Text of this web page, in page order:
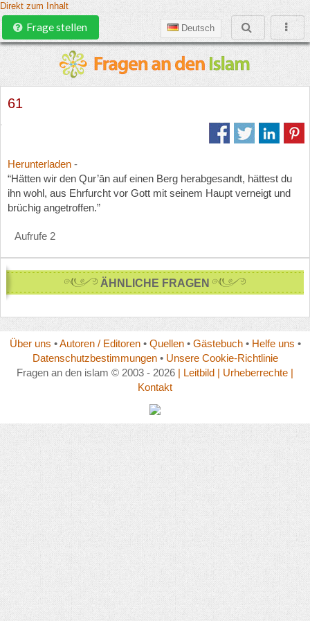
Direkt zum Inhalt
Deutsch
Frage stellen
61
Herunterladen -
“Hätten wir den Qur’ān auf einen Berg herabgesandt, hättest du
ihn wohl, aus Ehrfurcht vor Gott mit seinem Haupt verneigt und
brüchig angetroffen.”
Aufrufe 2
ÄHNLICHE FRAGEN
Über uns •Autoren / Editoren• Quellen• Gästebuch• Helfe uns •
Datenschutzbestimmungen• Unsere Cookie-Richtlinie
Fragen an den islam © 2003 - 2026 | Leitbild | Urheberrechte |
Kontakt